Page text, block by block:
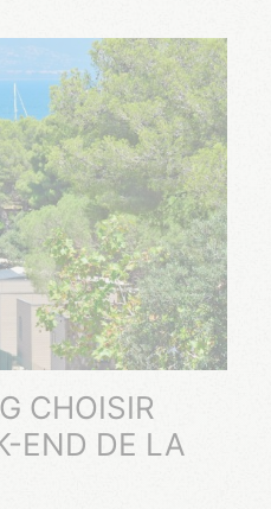
CHOISIR
END DE LA